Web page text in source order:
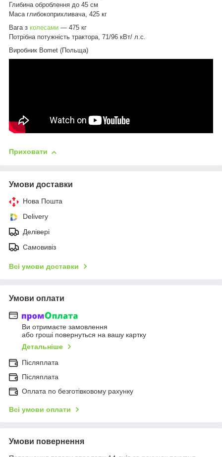
Глибина оброблення до 45 см
Маса глибокоприхливача, 425 кг
Вага з колесами — 475 кг
Потрібна потужність трактора, 71/96 кВт/ л.с.
Виробник Bomet (Польща)
Приховати
Умови доставки
Нова Пошта
Delivery
Делівері
Самовивіз
Всі умови доставки
Умови оплати
Ви отримаєте замовлення
або гроші повернуться на вашу картку
Детальніше
Післяплата
Післяплата
Оплата по безготівковому рахунку
Всі умови оплати
Умови повернення